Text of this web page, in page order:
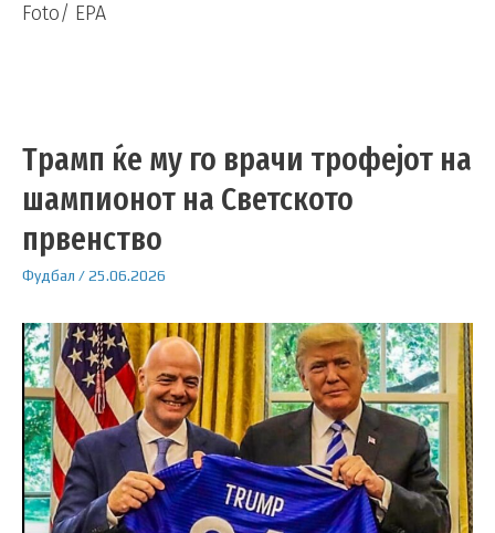
Foto/ EPA
Трамп ќе му го врачи трофејот на
шампионот на Светското
првенство
Фудбал /25.06.2026